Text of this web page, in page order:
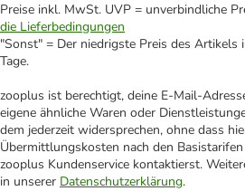
Preise inkl. MwSt. UVP = unverbindliche
die Lieferbedingungen
"Sonst" = Der niedrigste Preis des Artikels
Tage.
zooplus ist berechtigt, deine E-Mail-
eigene ähnliche Waren oder
dem jederzeit widersprechen, ohne dass
Übermittlungskosten nach den
zooplus Kundenservice kontaktierst.
in unserer Datenschutzerklärung.